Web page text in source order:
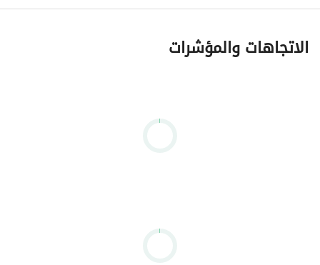
الاتجاهات والمؤشرات